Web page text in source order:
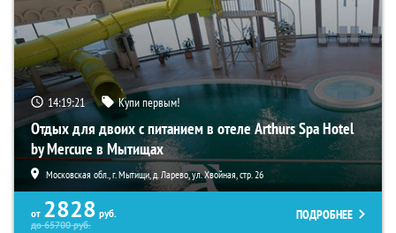
14:19:19 Купи первым!
Отдых для двоих с питанием в отеле Arthurs Spa Hotel
by Mercure в Мытищах
Московская обл., г. Мытищи, д. Ларево, ул. Хвойная, стр. 26
от 2828 руб.
до65700руб.
ПОДРОБНЕЕ